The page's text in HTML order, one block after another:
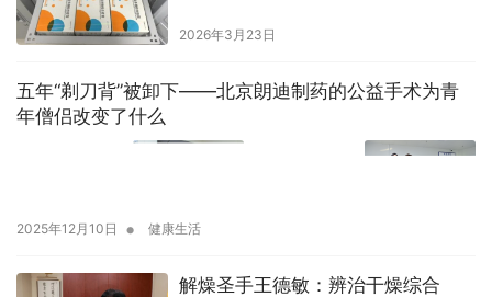
2026年3月23日
五年“剃刀背”被卸下——北京朗迪制药的公益手术为青
年僧侣改变了什么
2025年12月10日 • 健康生活
解燥圣手王德敏：辨治干燥综合